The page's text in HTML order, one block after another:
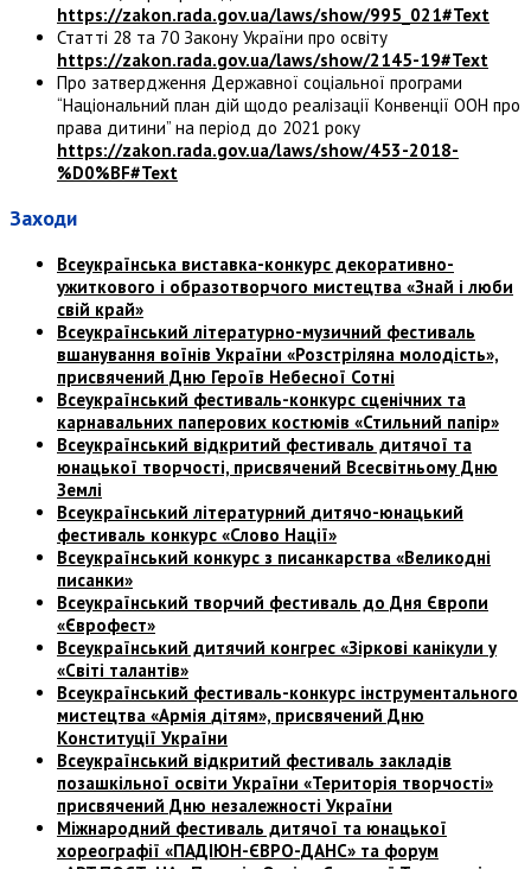
https://zakon.rada.gov.ua/laws/show/995_021#Text
Статті 28 та 70 Закону України про освіту
https://zakon.rada.gov.ua/laws/show/2145-19#Text
Про затвердження Державної соціальної програми
“Національний план дій щодо реалізації Конвенції ООН про
права дитини” на період до 2021 року
https://zakon.rada.gov.ua/laws/show/453-2018-
%D0%BF#Text
Заходи
Всеукраїнська виставка-конкурс декоративно-
ужиткового і образотворчого мистецтва «Знай і люби
свій край»
Всеукраїнський літературно-музичний фестиваль
вшанування воїнів України «Розстріляна молодість»,
присвячений Дню Героїв Небесної Сотні
Всеукраїнський фестиваль-конкурс сценічних та
карнавальних паперових костюмів «Стильний папір»
Всеукраїнський відкритий фестиваль дитячої та
юнацької творчості, присвячений Всесвітньому Дню
Землі
Всеукраїнський літературний дитячо-юнацький
фестиваль конкурс «Слово Нації»
Всеукраїнський конкурс з писанкарства «Великодні
писанки»
Всеукраїнський творчий фестиваль до Дня Європи
«Єврофест»
Всеукраїнський дитячий конгрес «Зіркові канікули у
«Світі талантів»
Всеукраїнський фестиваль-конкурс інструментального
мистецтва «Армія дітям», присвячений Дню
Конституції України
Всеукраїнський відкритий фестиваль закладів
позашкільної освіти України «Територія творчості»
присвячений Дню незалежності України
Міжнародний фестиваль дитячої та юнацької
хореографії «ПАДІЮН-ЄВРО-ДАНС» та форум